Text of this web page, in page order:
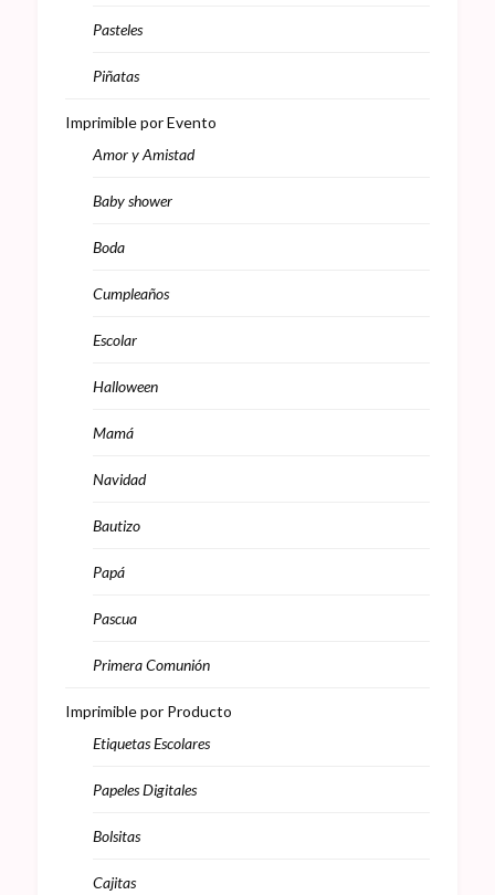
Pasteles
Piñatas
Imprimible por Evento
Amor y Amistad
Baby shower
Boda
Cumpleaños
Escolar
Halloween
Mamá
Navidad
Bautizo
Papá
Pascua
Primera Comunión
Imprimible por Producto
Etiquetas Escolares
Papeles Digitales
Bolsitas
Cajitas